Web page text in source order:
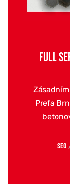
FULL
Prefa
SEO